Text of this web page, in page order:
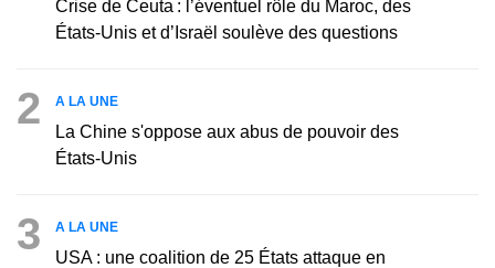
Crise de Ceuta : l’éventuel rôle du Maroc, des
États-Unis et d’Israël soulève des questions
2 A LA UNE
La Chine s'oppose aux abus de pouvoir des
États-Unis
3 A LA UNE
USA : une coalition de 25 États attaque en